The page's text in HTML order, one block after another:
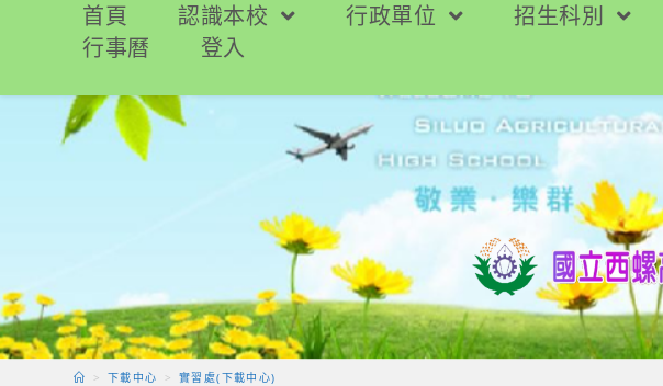
要
首頁 認識本校 行政單位 招生科別
行事曆
登入
> 下載中心 > 實習處(下載中心)